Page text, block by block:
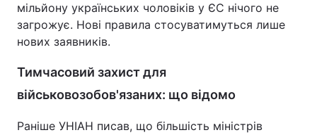
мільйону українських чоловіків у ЄС нічого не
загрожує. Нові правила стосуватимуться лише
нових заявників.
Тимчасовий захист для
військовозобов'язаних: що відомо
Раніше УНІАН писав, що більшість міністрів